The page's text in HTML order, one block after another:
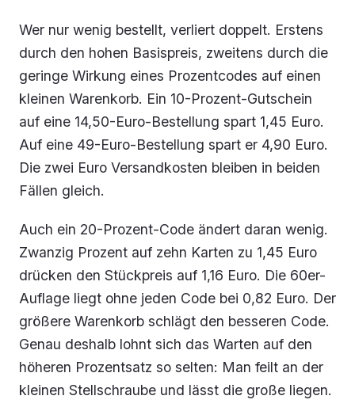
Wer nur wenig bestellt, verliert doppelt. Erstens
durch den hohen Basispreis, zweitens durch die
geringe Wirkung eines Prozentcodes auf einen
kleinen Warenkorb. Ein 10-Prozent-Gutschein
auf eine 14,50-Euro-Bestellung spart 1,45 Euro.
Auf eine 49-Euro-Bestellung spart er 4,90 Euro.
Die zwei Euro Versandkosten bleiben in beiden
Fällen gleich.
Auch ein 20-Prozent-Code ändert daran wenig.
Zwanzig Prozent auf zehn Karten zu 1,45 Euro
drücken den Stückpreis auf 1,16 Euro. Die 60er-
Auflage liegt ohne jeden Code bei 0,82 Euro. Der
größere Warenkorb schlägt den besseren Code.
Genau deshalb lohnt sich das Warten auf den
höheren Prozentsatz so selten: Man feilt an der
kleinen Stellschraube und lässt die große liegen.